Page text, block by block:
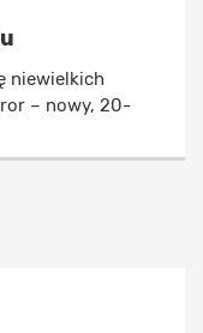
niewielkich
– nowy, 20-